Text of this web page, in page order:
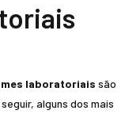
laboratoriais são
alguns dos mais